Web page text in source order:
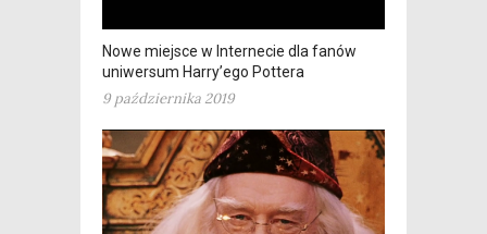
Nowe miejsce w Internecie dla fanów
uniwersum Harry’ego Pottera
9 października 2019